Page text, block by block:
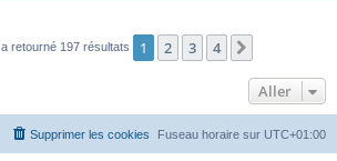
retourné 197 résultats 1 2 3 4
Aller
Fuseau horaire sur UTC+01:00
Supprimer les cookies